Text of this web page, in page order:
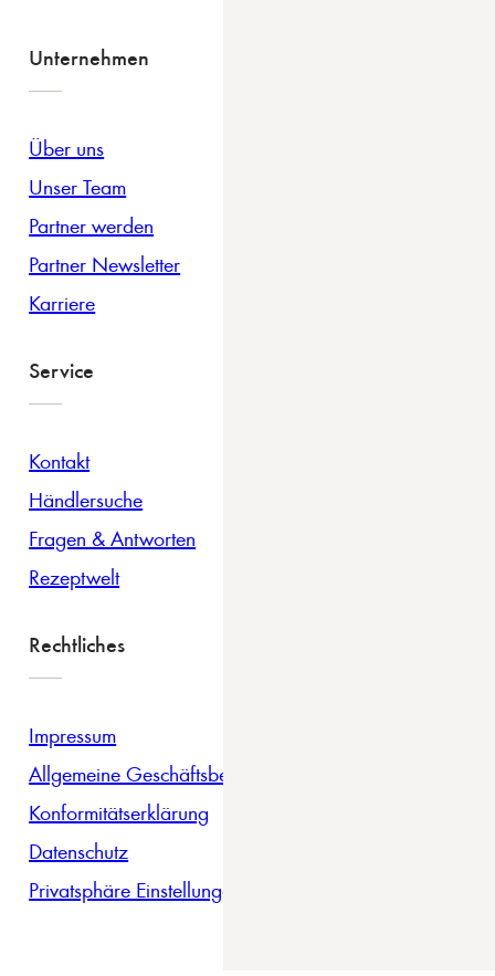
Unternehmen
Über uns
Unser Team
Partner werden
Partner Newsletter
Karriere
Service
Kontakt
Händlersuche
Fragen & Antworten
Rezeptwelt
Rechtliches
Impressum
Allgemeine Geschäftsbedingungen
Konformitätserklärung
Datenschutz
Privatsphäre Einstellungen